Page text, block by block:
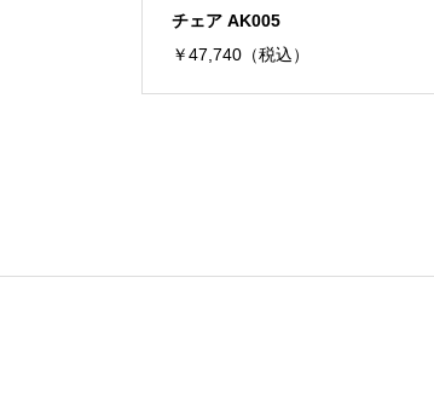
チェア AK005
￥47,740（税込）